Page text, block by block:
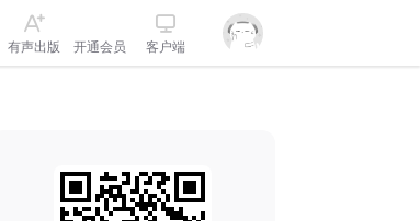
有声出版 开通会员 客户端